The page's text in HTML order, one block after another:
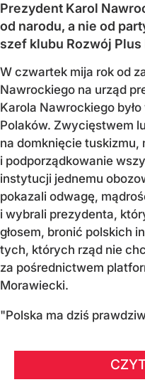
Prezydent Karol
od narodu, a nie od
szef klubu Rozwój
W czwartek mija rok od
Nawrockiego na urząd
Karola Nawrockiego
Polaków. Zwycięstwem
na domknięcie tuskizmu,
i podporządkowanie
instytucji jednemu
pokazali odwagę,
i wybrali prezydenta,
głosem, bronić polskich
tych, których rząd nie
za pośrednictwem
Morawiecki.
"Polska ma dziś